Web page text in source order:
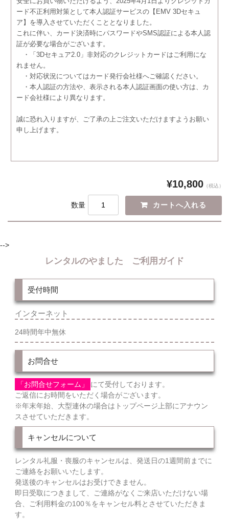
ード不正利用対策として本人認証サービスの【EMV 3Dセキュ
ア】を導入させていただくこととなりました。
これに伴い、カード決済時にパスワードやSMS認証による本人認
証が必要な場合がございます。
・「3Dセキュア2.0」非対応のクレジットカードはご利用にな
れません。
・対応状況についてはカード発行会社様へご確認ください。
・本人認証の方法や、表示される本人認証画面の使い方は、カ
ード会社様により異なります。
誠に恐れ入りますが、ご了承の上ご注文いただけますようお願い
申し上げます。
¥10,800 （税込）
数量
-->
レンタルのやました ご利用ガイド
受付時間
インターネット
24時間年中無休
お問合せ
「お問合せフォーム」
にて受付しております。
ご返信にお時間をいただく場合がございます。
※年末年始、大型連休の場合はトップページ上部にアナウン
スさせていただきます。
キャンセルについて
レンタル礼服・喪服のキャンセルは、発送日の1週間前までに
ご連絡をお願いいたします。
発送後のキャンセルはお受けできません。
即日受取につきまして、ご連絡がなくご来店いただけない場
合、ご利用料金の100％をキャンセル料とさせていただきま
す。